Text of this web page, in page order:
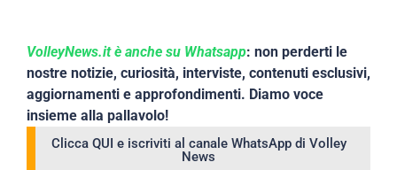
VolleyNews.it è anche su Whatsapp: non perderti le
nostre notizie, curiosità, interviste, contenuti esclusivi,
aggiornamenti e approfondimenti. Diamo voce
insieme alla pallavolo!
Clicca QUI e iscriviti al canale WhatsApp di Volley
News